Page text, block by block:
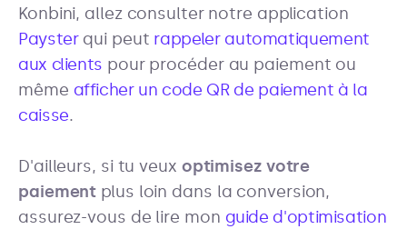
Konbini, allez consulter notre application
Paysterqui peut rappeler automatiquement
aux clients pour procéder au paiement ou
même afficher un code QR de paiement à la
caisse.
D'ailleurs, si tu veux optimisez votre
paiement plus loin dans la conversion,
assurez-vous de lire mon guide d'optimisation